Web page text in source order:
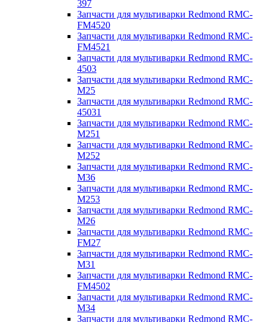
397
Запчасти для мультиварки Redmond RMC-
FM4520
Запчасти для мультиварки Redmond RMC-
FM4521
Запчасти для мультиварки Redmond RMC-
4503
Запчасти для мультиварки Redmond RMC-
M25
Запчасти для мультиварки Redmond RMC-
45031
Запчасти для мультиварки Redmond RMC-
M251
Запчасти для мультиварки Redmond RMC-
M252
Запчасти для мультиварки Redmond RMC-
M36
Запчасти для мультиварки Redmond RMC-
M253
Запчасти для мультиварки Redmond RMC-
M26
Запчасти для мультиварки Redmond RMC-
FM27
Запчасти для мультиварки Redmond RMC-
M31
Запчасти для мультиварки Redmond RMC-
FM4502
Запчасти для мультиварки Redmond RMC-
M34
Запчасти для мультиварки Redmond RMC-